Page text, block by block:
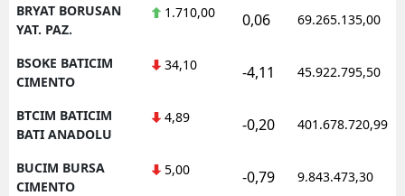
BRYAT BORUSAN
YAT. PAZ.
1.710,00 0,06 69.265.135,00
BSOKE BATICIM
CIMENTO
34,10 -4,11 45.922.795,50
BTCIM BATICIM
BATI ANADOLU
4,89 -0,20 401.678.720,99
BUCIM BURSA
CIMENTO
5,00 -0,79 9.843.473,30